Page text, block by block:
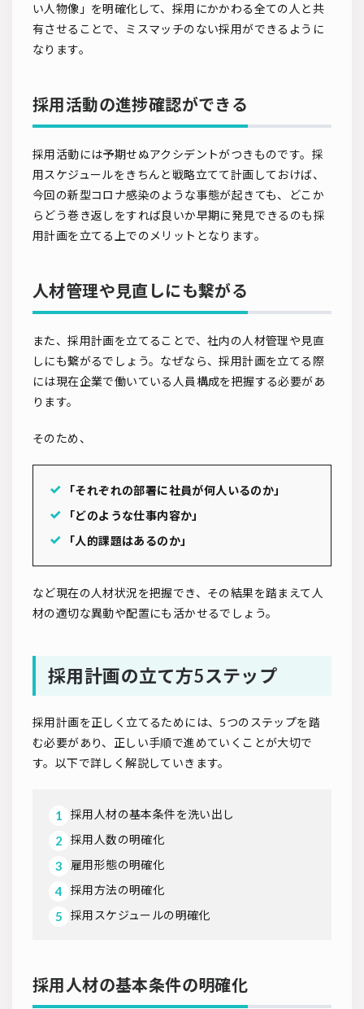
い人物像」を明確化して、採用にかかわる全ての人と共
有させることで、ミスマッチのない採用ができるように
なります。
採用活動の進捗確認ができる
採用活動には予期せぬアクシデントがつきものです。採
用スケジュールをきちんと戦略立てて計画しておけば、
今回の新型コロナ感染のような事態が起きても、どこか
らどう巻き返しをすれば良いか早期に発見できるのも採
用計画を立てる上でのメリットとなります。
人材管理や見直しにも繋がる
また、採用計画を立てることで、社内の人材管理や見直
しにも繋がるでしょう。なぜなら、採用計画を立てる際
には現在企業で働いている人員構成を把握する必要があ
ります。
そのため、
「それぞれの部署に社員が何人いるのか」
「どのような仕事内容か」
「人的課題はあるのか」
など現在の人材状況を把握でき、その結果を踏まえて人
材の適切な異動や配置にも活かせるでしょう。
採用計画の立て方5ステップ
採用計画を正しく立てるためには、5つのステップを踏
む必要があり、正しい手順で進めていくことが大切で
す。以下で詳しく解説していきます。
採用人材の基本条件を洗い出し
採用人数の明確化
雇用形態の明確化
採用方法の明確化
採用スケジュールの明確化
採用人材の基本条件の明確化